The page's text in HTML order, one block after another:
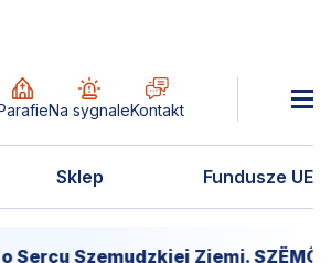
Na sygnaleKontakt
Sklep Fundusze UE
Ziemi. SZËMÔŁD – SERCE